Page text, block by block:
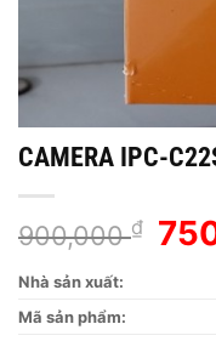
CAMERA IPC-
900,000₫
Giá
Nhà sản xuất:
Mã sản phẩm: